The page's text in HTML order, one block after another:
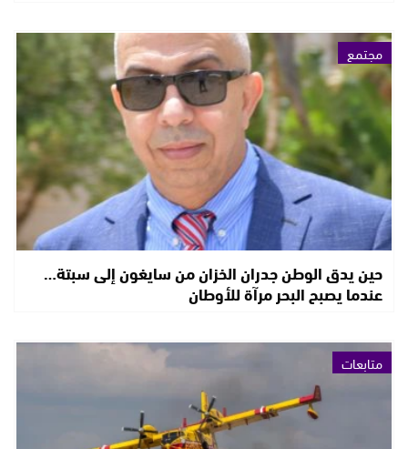
مجتمع
حين يدق الوطن جدران الخزان من سايغون إلى سبتة…
عندما يصبح البحر مرآة للأوطان
متابعات